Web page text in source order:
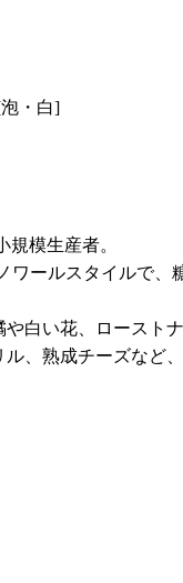
・白]
模生産者。
ールスタイルで、
白い花、ロースト
、熟成チーズなど